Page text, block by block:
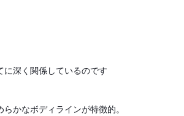
深く関係しているのです
かなボディラインが特徴的。